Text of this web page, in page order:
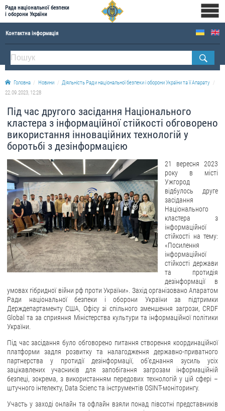
Рада національної безпеки
і оборони України
Контактна інформація
ПРО РНБОУ
Склад Ради національної безпеки і оборони України
Апарат Ради національної безпеки і оборони України
Історична довідка про діяльність Ради національної безпеки і оборони України
ОФІЦІЙНІ ДОКУМЕНТИ
Новини
Drone Deals
Фотогалерея
Відеогалерея
ЗВЕРНЕННЯ ГРОМАДЯН
Звернення громадян
ДОСТУП ДО ПУБЛІЧНОЇ ІНФОРМАЦІЇ
Організація доступу до публічної інформації
Облік публічної інформації
Питання запобігання корупції
Публічні закупівлі
Внутрішній аудит
Головна Новини
Діяльність Ради національної безпеки і оборони України та її Апарату
22.09.2023, 12:28
Під час другого засідання Національного
кластера з інформаційної стійкості обговорено
використання інноваційних технологій у
боротьбі з дезінформацією
21 вересня 2023
року в місті
Ужгород
відбулось друге
засідання
Національного
кластера з
інформаційної
стійкості на тему:
«Посилення
інформаційної
стійкості держави
та протидія
дезінформації в
умовах гібридної війни рф проти України». Захід організовано Апаратом
Ради національної безпеки і оборони України за підтримки
Держдепартаменту США, Офісу зі спільного зменшення загрози, CRDF
Global та за сприяння Міністерства культури та інформаційної політики
України.
Під час засідання було обговорено питання створення координаційної
платформи задля розвитку та налагодження державно-приватного
партнерства у протидії дезінформації, об’єднання зусиль усіх
зацікавлених учасників для запобігання загрозам інформаційній
безпеці, зокрема, з використанням передових технологій у цій сфері –
штучного інтелекту, Data Scienc та інструментів OSINT-моніторингу.
Участь у заході онлайн та офлайн взяли понад півсотні представників